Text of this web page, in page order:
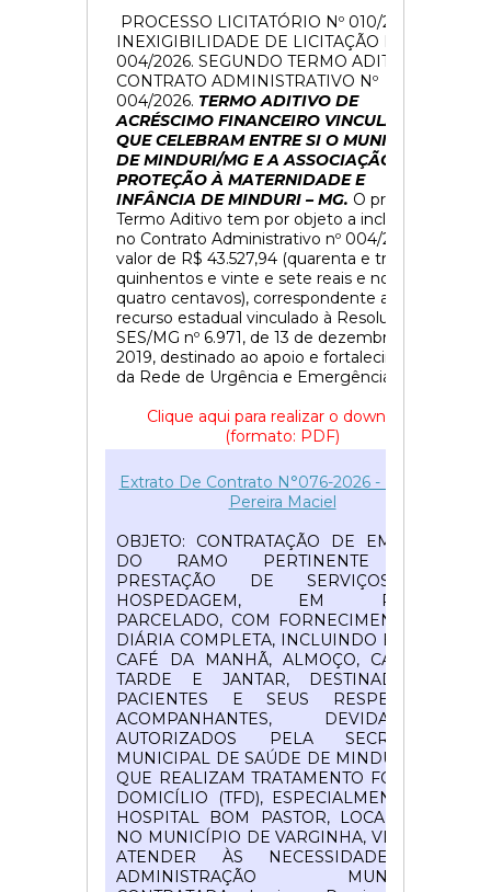
PROCESSO LICITATÓRIO Nº 010/2026 -
INEXIGIBILIDADE DE LICITAÇÃO Nº
004/2026. SEGUNDO TERMO ADITIVO AO
CONTRATO ADMINISTRATIVO Nº
004/2026. TERMO ADITIVO DE
ACRÉSCIMO FINANCEIRO VINCULADO
QUE CELEBRAM ENTRE SI O MUNICÍPIO
DE MINDURI/MG E A ASSOCIAÇÃO DE
PROTEÇÃO À MATERNIDADE E
INFÂNCIA DE MINDURI – MG. O presente
Termo Aditivo tem por objeto a inclusão,
no Contrato Administrativo nº 004/2026, do
valor de R$ 43.527,94 (quarenta e três mil,
quinhentos e vinte e sete reais e noventa e
quatro centavos), correspondente a
recurso estadual vinculado à Resolução
SES/MG nº 6.971, de 13 de dezembro de
2019, destinado ao apoio e fortalecimento
da Rede de Urgência e Emergência.
Clique aqui para realizar o download
(formato: PDF)
Extrato De Contrato N°076-2026 - Luciene
Pereira Maciel
OBJETO: CONTRATAÇÃO DE EMPRESA
DO RAMO PERTINENTE PARA
PRESTAÇÃO DE SERVIÇOS DE
HOSPEDAGEM, EM REGIME
PARCELADO, COM FORNECIMENTO DE
DIÁRIA COMPLETA, INCLUINDO BANHO,
CAFÉ DA MANHÃ, ALMOÇO, CAFÉ DA
TARDE E JANTAR, DESTINADOS A
PACIENTES E SEUS RESPECTIVOS
ACOMPANHANTES, DEVIDAMENTE
AUTORIZADOS PELA SECRETARIA
MUNICIPAL DE SAÚDE DE MINDURI/MG,
QUE REALIZAM TRATAMENTO FORA DO
DOMICÍLIO (TFD), ESPECIALMENTE NO
HOSPITAL BOM PASTOR, LOCALIZADO
NO MUNICÍPIO DE VARGINHA, VISANDO
ATENDER ÀS NECESSIDADES DA
ADMINISTRAÇÃO MUNICIPAL..